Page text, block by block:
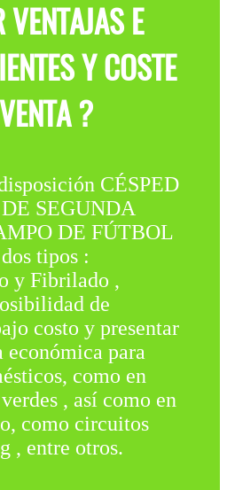
VENTAJAS E
Y COSTE
?
CÉSPED
SEGUNDA
DE FÚTBOL
tipos :
y Fibrilado ,
de
costo y presentar
económica para
como en
, así como en
como circuitos
, entre otros.